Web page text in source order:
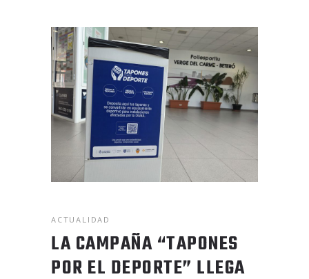
ACTUALIDAD
LA CAMPAÑA “TAPONES
POR EL DEPORTE” LLEGA